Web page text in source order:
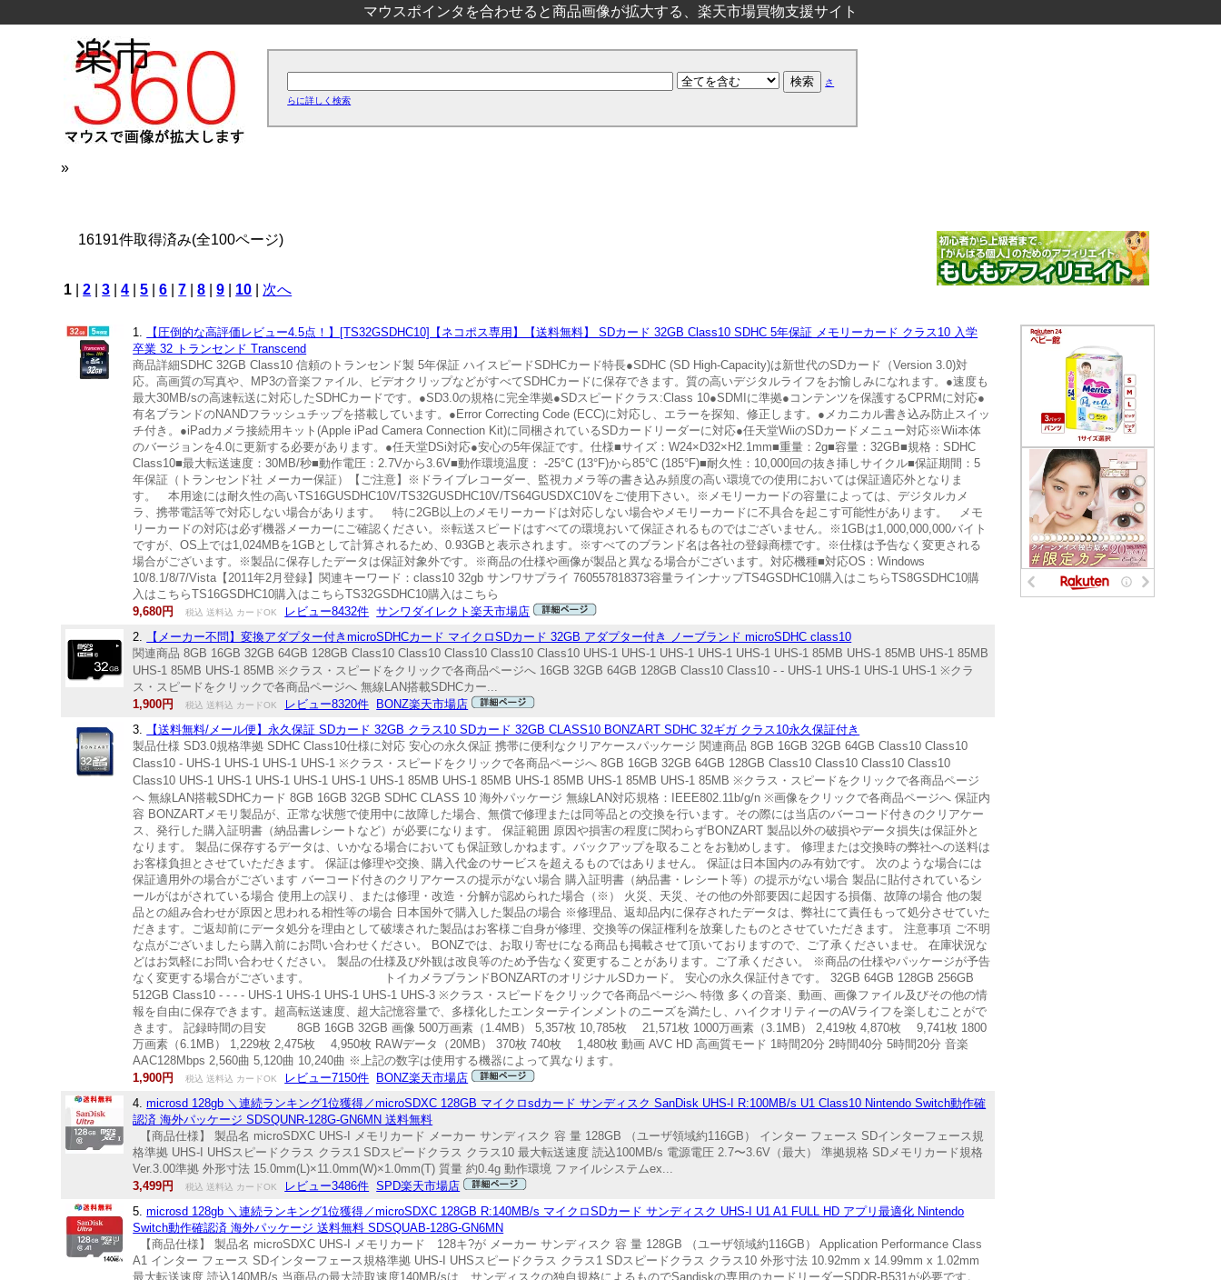
マウスポインタを合わせると商品画像が拡大する、楽天市場買物支援サイト
さ
らに詳しく検索
»
16191件取得済み(全100ページ)
1 |2 |3 |4 |5 |6 |7 |8 |9 10 次へ
1.
【圧倒的な高評価レビュー4.5点！】[TS32GSDHC10]【ネコポス専用】【送料無料】 SDカード 32GB Class10 SDHC 5年保証 メモリーカード クラス10 入学
卒業 32 トランセンド Transcend
商品詳細SDHC 32GB Class10 信頼のトランセンド製 5年保証 ハイスピードSDHCカード特長●SDHC (SD High-Capacity)は新世代のSDカード（Version 3.0)対
応。高画質の写真や、MP3の音楽ファイル、ビデオクリップなどがすべてSDHCカードに保存できます。質の高いデジタルライフをお愉しみになれます。●速度も
最大30MB/sの高速転送に対応したSDHCカードです。●SD3.0の規格に完全準拠●SDスピードクラス:Class 10●SDMIに準拠●コンテンツを保護するCPRMに対応●
有名ブランドのNANDフラッシュチップを搭載しています。●Error Correcting Code (ECC)に対応し、エラーを探知、修正します。●メカニカル書き込み防止スイッ
チ付き。●iPadカメラ接続用キット(Apple iPad Camera Connection Kit)に同梱されているSDカードリーダーに対応●任天堂WiiのSDカードメニュー対応※Wii本体
のバージョンを4.0に更新する必要があります。●任天堂DSi対応●安心の5年保証です。仕様■サイズ：W24×D32×H2.1mm■重量：2g■容量：32GB■規格：SDHC
Class10■最大転送速度：30MB/秒■動作電圧：2.7Vから3.6V■動作環境温度： -25°C (13°F)から85°C (185°F)■耐久性：10,000回の抜き挿しサイクル■保証期間：5
年保証（トランセンド社 メーカー保証）【ご注意】※ドライブレコーダー、監視カメラ等の書き込み頻度の高い環境での使用においては保証適応外となりま
す。 本用途には耐久性の高いTS16GUSDHC10V/TS32GUSDHC10V/TS64GUSDXC10Vをご使用下さい。※メモリーカードの容量によっては、デジタルカメ
ラ、携帯電話等で対応しない場合があります。 特に2GB以上のメモリーカードは対応しない場合やメモリーカードに不具合を起こす可能性があります。 メモ
リーカードの対応は必ず機器メーカーにご確認ください。※転送スピードはすべての環境おいて保証されるものではございません。※1GBは1,000,000,000バイト
ですが、OS上では1,024MBを1GBとして計算されるため、0.93GBと表示されます。※すべてのブランド名は各社の登録商標です。※仕様は予告なく変更される
場合がございます。※製品に保存したデータは保証対象外です。※商品の仕様や画像が製品と異なる場合がございます。対応機種■対応OS：Windows
10/8.1/8/7/Vista【2011年2月登録】関連キーワード：class10 32gb サンワサプライ 760557818373容量ラインナップTS4GSDHC10購入はこちらTS8GSDHC10購
入はこちらTS16GSDHC10購入はこちらTS32GSDHC10購入はこちら
9,680円
税込 送料込 カードOK レビュー8432件 サンワダイレクト楽天市場店
2.
【メーカー不問】変換アダプター付きmicroSDHCカード マイクロSDカード 32GB アダプター付き ノーブランド microSDHC class10
関連商品 8GB 16GB 32GB 64GB 128GB Class10 Class10 Class10 Class10 Class10 UHS-1 UHS-1 UHS-1 UHS-1 UHS-1 UHS-1 85MB UHS-1 85MB UHS-1 85MB
UHS-1 85MB UHS-1 85MB ※クラス・スピードをクリックで各商品ページへ 16GB 32GB 64GB 128GB Class10 Class10 - - UHS-1 UHS-1 UHS-1 UHS-1 ※クラ
ス・スピードをクリックで各商品ページへ 無線LAN搭載SDHCカー...
1,900円
税込 送料込 カードOK レビュー8320件
BONZ楽天市場店
3.
【送料無料/メール便】永久保証 SDカード 32GB クラス10 SDカード 32GB CLASS10 BONZART SDHC 32ギガ クラス10永久保証付き
製品仕様 SD3.0規格準拠 SDHC Class10仕様に対応 安心の永久保証 携帯に便利なクリアケースパッケージ 関連商品 8GB 16GB 32GB 64GB Class10 Class10
Class10 - UHS-1 UHS-1 UHS-1 UHS-1 ※クラス・スピードをクリックで各商品ページへ 8GB 16GB 32GB 64GB 128GB Class10 Class10 Class10 Class10
Class10 UHS-1 UHS-1 UHS-1 UHS-1 UHS-1 UHS-1 85MB UHS-1 85MB UHS-1 85MB UHS-1 85MB UHS-1 85MB ※クラス・スピードをクリックで各商品ページ
へ 無線LAN搭載SDHCカード 8GB 16GB 32GB SDHC CLASS 10 海外パッケージ 無線LAN対応規格：IEEE802.11b/g/n ※画像をクリックで各商品ページへ 保証内
容 BONZARTメモリ製品が、正常な状態で使用中に故障した場合、無償で修理または同等品との交換を行います。その際には当店のバーコード付きのクリアケー
ス、発行した購入証明書（納品書レシートなど）が必要になります。 保証範囲 原因や損害の程度に関わらずBONZART 製品以外の破損やデータ損失は保証外と
なります。 製品に保存するデータは、いかなる場合においても保証致しかねます。バックアップを取ることをお勧めします。 修理または交換時の弊社への送料は
お客様負担とさせていただきます。 保証は修理や交換、購入代金のサービスを超えるものではありません。 保証は日本国内のみ有効です。 次のような場合には
保証適用外の場合がございます バーコード付きのクリアケースの提示がない場合 購入証明書（納品書・レシート等）の提示がない場合 製品に貼付されているシ
ールがはがされている場合 使用上の誤り、または修理・改造・分解が認められた場合（※） 火災、天災、その他の外部要因に起因する損傷、故障の場合 他の製
品との組み合わせが原因と思われる相性等の場合 日本国外で購入した製品の場合 ※修理品、返却品内に保存されたデータは、弊社にて責任もって処分させていた
だきます。ご返却前にデータ処分を理由として破壊された製品はお客様ご自身が修理、交換等の保証権利を放棄したものとさせていただきます。 注意事項 ご不明
な点がございましたら購入前にお問い合わせください。 BONZでは、お取り寄せになる商品も掲載させて頂いておりますので、ご了承くださいませ。 在庫状況な
どはお気軽にお問い合わせください。 製品の仕様及び外観は改良等のため予告なく変更することがあります。ご了承ください。 ※商品の仕様やパッケージが予告
なく変更する場合がございます。 トイカメラブランドBONZARTのオリジナルSDカード。 安心の永久保証付きです。 32GB 64GB 128GB 256GB
512GB Class10 - - - - UHS-1 UHS-1 UHS-1 UHS-1 UHS-3 ※クラス・スピードをクリックで各商品ページへ 特徴 多くの音楽、動画、画像ファイル及びその他の情
報を自由に保存できます。超高転送速度、超大記憶容量で、多様化したエンターテインメントのニーズを満たし、ハイクオリティーのAVライフを楽しむことがで
きます。 記録時間の目安 8GB 16GB 32GB 画像 500万画素（1.4MB） 5,357枚 10,785枚 21,571枚 1000万画素（3.1MB） 2,419枚 4,870枚 9,741枚 1800
万画素（6.1MB） 1,229枚 2,475枚 4,950枚 RAWデータ（20MB） 370枚 740枚 1,480枚 動画 AVC HD 高画質モード 1時間20分 2時間40分 5時間20分 音楽
AAC128Mbps 2,560曲 5,120曲 10,240曲 ※上記の数字は使用する機器によって異なります。
1,900円
税込 送料込 カードOK レビュー7150件
BONZ楽天市場店
4.microsd 128gb ＼連続ランキング1位獲得／microSDXC 128GB マイクロsdカード サンディスク SanDisk UHS-I R:100MB/s U1 Class10 Nintendo Switch動作確
認済 海外パッケージ SDSQUNR-128G-GN6MN 送料無料
【商品仕様】 製品名 microSDXC UHS-I メモリカード メーカー サンディスク 容 量 128GB （ユーザ領域約116GB） インター フェース SDインターフェース規
格準拠 UHS-I UHSスピードクラス クラス1 SDスピードクラス クラス10 最大転送速度 読込100MB/s 電源電圧 2.7〜3.6V（最大） 準拠規格 SDメモリカード規格
Ver.3.00準拠 外形寸法 15.0mm(L)×11.0mm(W)×1.0mm(T) 質量 約0.4g 動作環境 ファイルシステムex...
3,499円
税込 送料込 カードOK レビュー3486件 SPD楽天市場店
5.microsd 128gb ＼連続ランキング1位獲得／microSDXC 128GB R:140MB/s マイクロSDカード サンディスク UHS-I U1 A1 FULL HD アプリ最適化 Nintendo
Switch動作確認済 海外パッケージ 送料無料 SDSQUAB-128G-GN6MN
【商品仕様】 製品名 microSDXC UHS-I メモリカード 128キ?が メーカー サンディスク 容 量 128GB （ユーザ領域約116GB） Application Performance Class
A1 インター フェース SDインターフェース規格準拠 UHS-I UHSスピードクラス クラス1 SDスピードクラス クラス10 外形寸法 10.92mm x 14.99mm x 1.02mm
最大転送速度 読込140MB/s 当商品の最大読取速度140MB/sは、サンディスクの独自規格によるものでSandiskの専用のカードリーダーSDDR-B531が必要です。